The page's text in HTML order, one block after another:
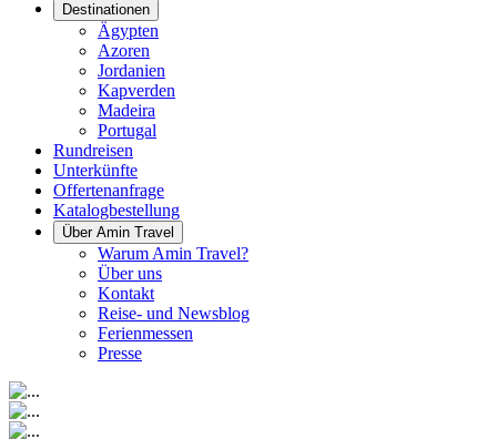
Destinationen
Ägypten
Azoren
Jordanien
Kapverden
Madeira
Portugal
Rundreisen
Unterkünfte
Offertenanfrage
Katalogbestellung
Über Amin Travel
Warum Amin Travel?
Über uns
Kontakt
Reise- und Newsblog
Ferienmessen
Presse